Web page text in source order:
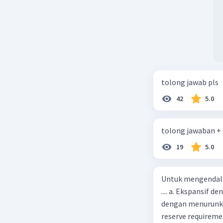
tolong jawab pls
42 5.0
tolong jawaban +
19 5.0
Untuk
.... a. Ekspansif
dengan
reserve